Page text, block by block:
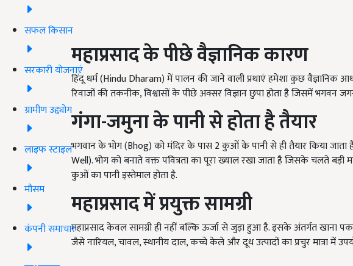
सफल किसान
सरकारी योजनाएं
ग्रामीण उद्द्योग
लाइफ स्टाइल
मौसम
कंपनी समाचार
महाप्रसाद के पीछे वैज्ञानिक कारण
हिंदू धर्म (Hindu Dharam) में पालन की जाने वाली प्रथाएं हमेशा कुछ वैज्ञानिक
रिवाजों की तकनीक, विश्वासों के पीछे अक्सर विज्ञान छुपा होता है जिसमें भगवन
गंगा-जमुना के पानी से होता है तैयार
भगवान के भोग (Bhog) को मंदिर के पास 2 कुओं के पानी से ही तैयार किया जाता
Well). भोग को बनाते वक्त पवित्रता का पूरा ख्याल रखा जाता है जिसके चलते बड़ी
कुओं का पानी इस्तेमाल होता है.
महाप्रसाद में प्रयुक्त सामग्री
महाप्रसाद केवल सामग्री ही नहीं बल्कि ऊर्जा से जुड़ा हुआ है. इसके अंतर्गत खाना
जैसे नारियल, चावल, स्थानीय दाल, कच्चे केले और दूध उत्पादों का प्रचुर मात्रा में